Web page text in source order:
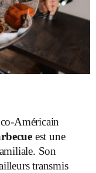
Américain
est une
Son
transmis